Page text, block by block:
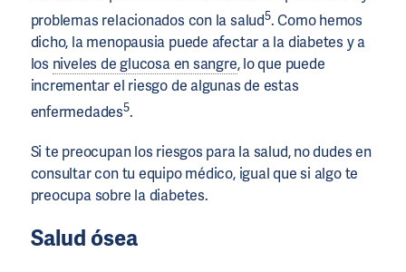
problemas relacionados con la salud5. Como hemos
dicho, la menopausia puede afectar a la diabetes y a
los niveles de glucosa en sangre, lo que puede
incrementar el riesgo de algunas de estas
enfermedades5.
Si te preocupan los riesgos para la salud, no dudes en
consultar con tu equipo médico, igual que si algo te
preocupa sobre la diabetes.
Salud ósea